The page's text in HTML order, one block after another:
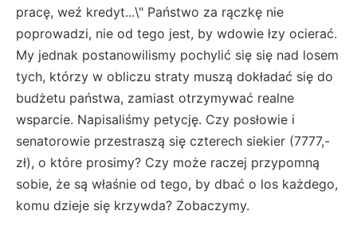
pracę, weź kredyt...\" Państwo za rączkę nie
poprowadzi, nie od tego jest, by wdowie łzy ocierać.
My jednak postanowilismy pochylić się się nad losem
tych, którzy w obliczu straty muszą dokładać się do
budżetu państwa, zamiast otrzymywać realne
wsparcie. Napisaliśmy petycję. Czy posłowie i
senatorowie przestraszą się czterech siekier (7777,-
zł), o które prosimy? Czy może raczej przypomną
sobie, że są właśnie od tego, by dbać o los każdego,
komu dzieje się krzywda? Zobaczymy.